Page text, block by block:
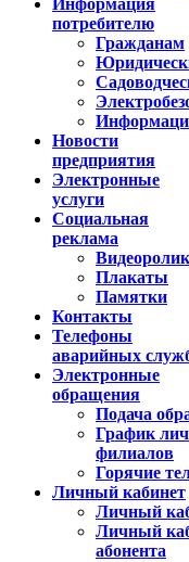
Информация
потребителю
Гражданам
Новости
предприятия
Электронные
услуги
Социальная
реклама
Плакаты
Памятки
Контакты
Телефоны
аварийных
Электронные
обращения
Подача
График
филиалов
Горячие
Личный кабинет
Личный
Личный
абонента